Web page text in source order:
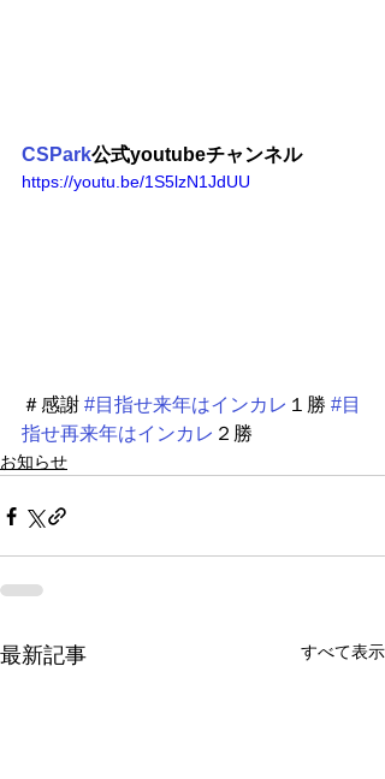
CSPark公式youtubeチャンネル
https://youtu.be/1S5lzN1JdUU
＃感謝 #目指せ来年はインカレ １勝 #目
指せ再来年はインカレ ２勝
お知らせ
最新記事 すべて表示